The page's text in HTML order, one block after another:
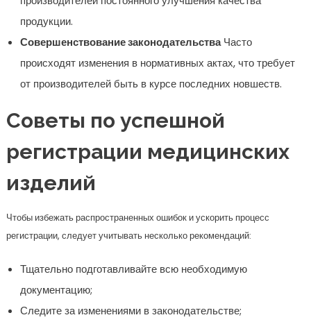
продукции.
Совершенствование законодательстваЧасто
происходят изменения в нормативных актах, что требует
от производителей быть в курсе последних новшеств.
Советы по успешной
регистрации медицинских
изделий
Чтобы избежать распространенных ошибок и ускорить процесс
регистрации, следует учитывать несколько рекомендаций:
Тщательно подготавливайте всю необходимую
документацию;
Следите за изменениями в законодательстве;